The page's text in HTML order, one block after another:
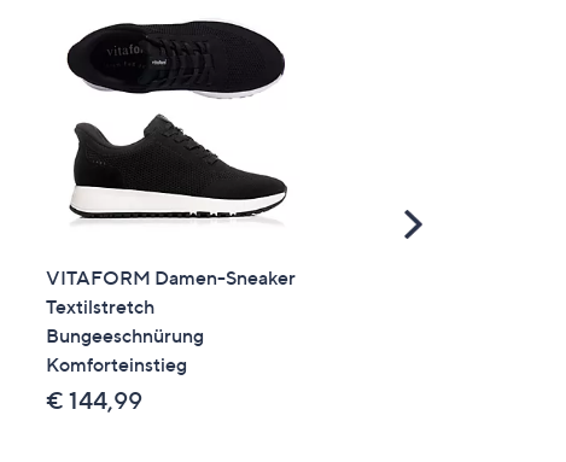
VITAFORM Damen-Sneaker
Textilstretch
Bungeeschnürung
Komforteinstieg
€ 144,99
Scroll